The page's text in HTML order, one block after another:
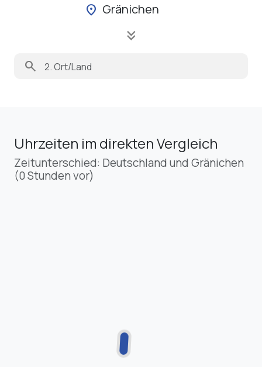
location_on Gränichen
keyboard_double_arrow_down
search
Uhrzeiten im direkten Vergleich
Zeitunterschied: Deutschland und Gränichen
(0 Stunden vor)